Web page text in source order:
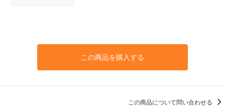
この商品を購入する
この商品について問い合わせる